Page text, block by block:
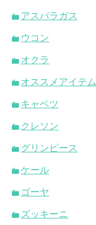
アスパラガス
ウコン
オクラ
オススメアイテム
キャベツ
クレソン
グリンピース
ケール
ゴーヤ
ズッキーニ